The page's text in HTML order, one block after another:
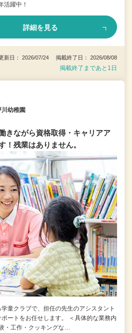
活躍中！
詳細を見る
新日： 2026/07/24 掲載終了日： 2026/08/08
掲載終了まであと1日
幼稚園
きながら資格取得・キャリアア
！残業はありません。
童クラブで、担任の先生のアシスタント
ートをお任せします。 ＜具体的な業務内
・工作・クッキングな…